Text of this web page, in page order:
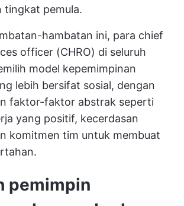
tingkat pemula.
hambatan ini, para chief
officer (CHRO) di seluruh
model kepemimpinan
lebih bersifat sosial, dengan
faktor-faktor abstrak seperti
yang positif, kecerdasan
komitmen tim untuk membuat
pemimpin